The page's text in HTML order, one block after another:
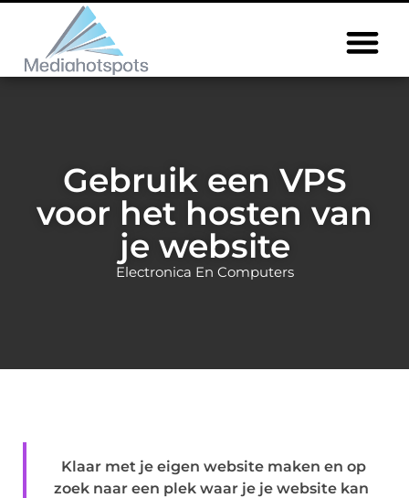
Gebruik een VPS
voor het hosten van
je website
Electronica En Computers
Klaar met je eigen website maken en op
zoek naar een plek waar je je website kan